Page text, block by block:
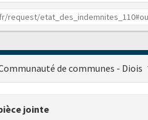
de communes - Diois
jointe